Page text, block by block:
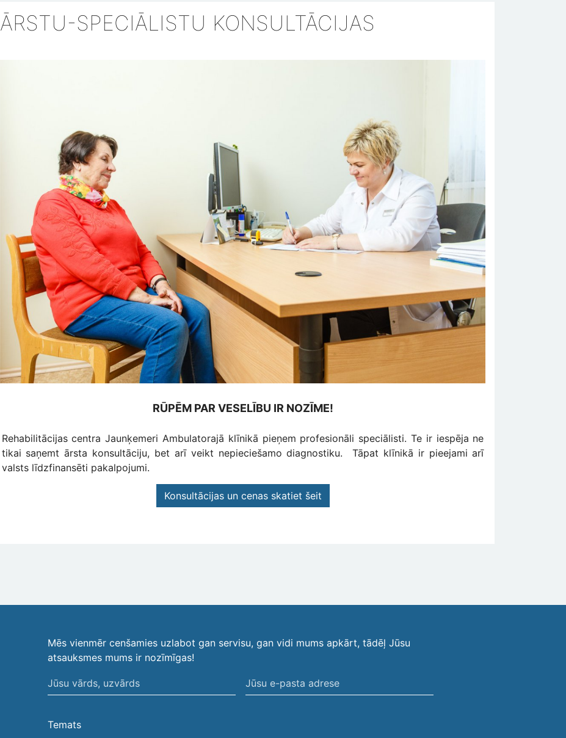
ĀRSTU-SPECIĀLISTU KONSULTĀCIJAS
RŪPĒM PAR VESELĪBU IR NOZĪME!
Rehabilitācijas centra Jaunķemeri Ambulatorajā klīnikā pieņem profesionāli speciālisti. Te ir iespēja ne
tikai saņemt ārsta konsultāciju, bet arī veikt nepieciešamo diagnostiku. Tāpat klīnikā ir pieejami arī
valsts līdzfinansēti pakalpojumi.
Konsultācijas un cenas skatiet šeit
Mēs vienmēr cenšamies uzlabot gan servisu, gan vidi mums apkārt, tādēļ Jūsu
atsauksmes mums ir nozīmīgas!
Jūsu
vārds,
Jūsu
e-
Temats